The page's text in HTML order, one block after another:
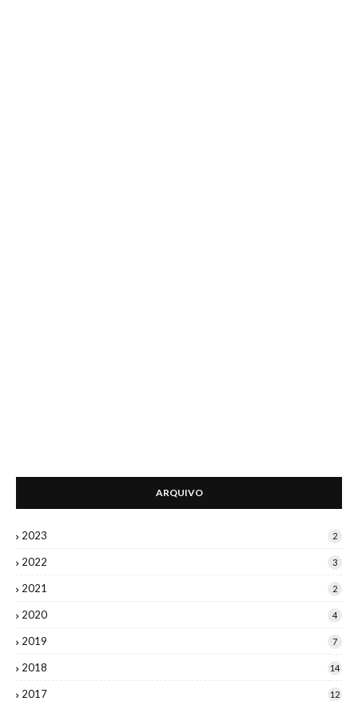
ARQUIVO
2023 2
2022 3
2021 2
2020 4
2019 7
2018 14
2017 12